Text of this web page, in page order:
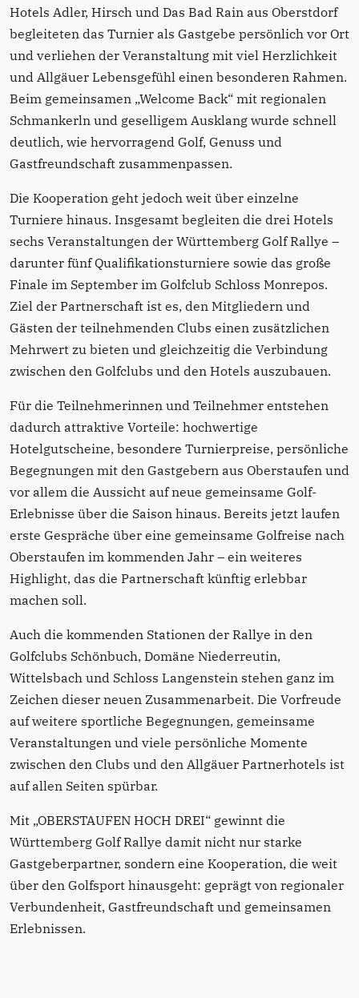
Hotels Adler, Hirsch und Das Bad Rain aus Oberstdorf
begleiteten das Turnier als Gastgebe persönlich vor Ort
und verliehen der Veranstaltung mit viel Herzlichkeit
und Allgäuer Lebensgefühl einen besonderen Rahmen.
Beim gemeinsamen „Welcome Back“ mit regionalen
Schmankerln und geselligem Ausklang wurde schnell
deutlich, wie hervorragend Golf, Genuss und
Gastfreundschaft zusammenpassen.
Die Kooperation geht jedoch weit über einzelne
Turniere hinaus. Insgesamt begleiten die drei Hotels
sechs Veranstaltungen der Württemberg Golf Rallye –
darunter fünf Qualifikationsturniere sowie das große
Finale im September im Golfclub Schloss Monrepos.
Ziel der Partnerschaft ist es, den Mitgliedern und
Gästen der teilnehmenden Clubs einen zusätzlichen
Mehrwert zu bieten und gleichzeitig die Verbindung
zwischen den Golfclubs und den Hotels auszubauen.
Für die Teilnehmerinnen und Teilnehmer entstehen
dadurch attraktive Vorteile: hochwertige
Hotelgutscheine, besondere Turnierpreise, persönliche
Begegnungen mit den Gastgebern aus Oberstaufen und
vor allem die Aussicht auf neue gemeinsame Golf-
Erlebnisse über die Saison hinaus. Bereits jetzt laufen
erste Gespräche über eine gemeinsame Golfreise nach
Oberstaufen im kommenden Jahr – ein weiteres
Highlight, das die Partnerschaft künftig erlebbar
machen soll.
Auch die kommenden Stationen der Rallye in den
Golfclubs Schönbuch, Domäne Niederreutin,
Wittelsbach und Schloss Langenstein stehen ganz im
Zeichen dieser neuen Zusammenarbeit. Die Vorfreude
auf weitere sportliche Begegnungen, gemeinsame
Veranstaltungen und viele persönliche Momente
zwischen den Clubs und den Allgäuer Partnerhotels ist
auf allen Seiten spürbar.
Mit „OBERSTAUFEN HOCH DREI“ gewinnt die
Württemberg Golf Rallye damit nicht nur starke
Gastgeberpartner, sondern eine Kooperation, die weit
über den Golfsport hinausgeht: geprägt von regionaler
Verbundenheit, Gastfreundschaft und gemeinsamen
Erlebnissen.